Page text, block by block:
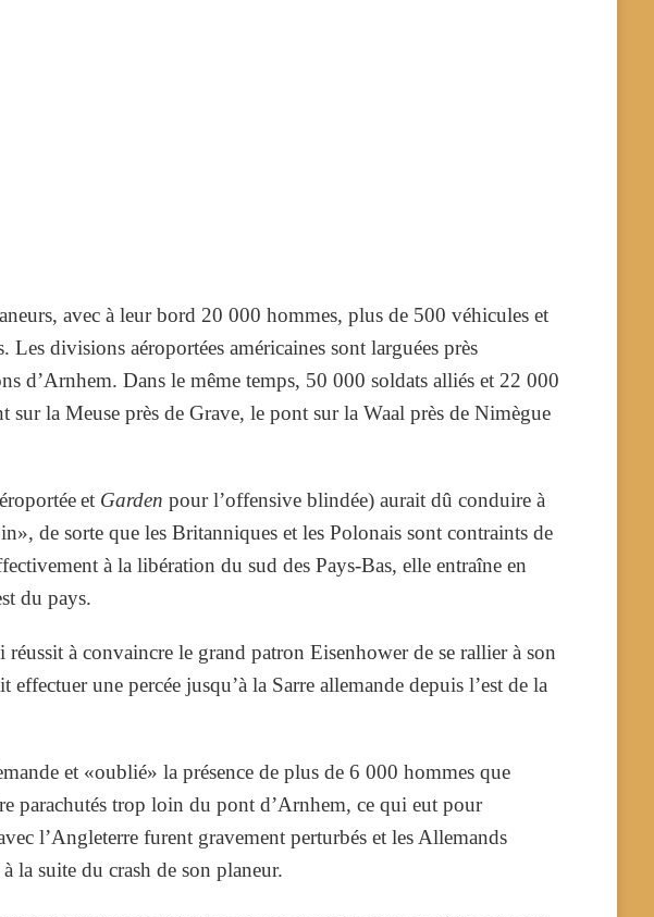
avec à leur bord 20 000 hommes, plus de 500 véhicules et
divisions aéroportées américaines sont larguées près
d’Arnhem. Dans le même temps, 50 000 soldats alliés et 22 000
la Meuse près de Grave, le pont sur la Waal près de Nimègue
et Garden pour l’offensive blindée) aurait dû conduire à
de sorte que les Britanniques et les Polonais sont contraints de
à la libération du sud des Pays-Bas, elle entraîne en
du pays.
à convaincre le grand patron Eisenhower de se rallier à son
une percée jusqu’à la Sarre allemande depuis l’est de la
et «oublié» la présence de plus de 6 000 hommes que
parachutés trop loin du pont d’Arnhem, ce qui eut pour
l’Angleterre furent gravement perturbés et les Allemands
la suite du crash de son planeur.